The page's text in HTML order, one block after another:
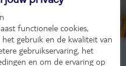
functionele cookies,
gebruik en de kwaliteit van
gebruikservaring, het
en om de ervaring op